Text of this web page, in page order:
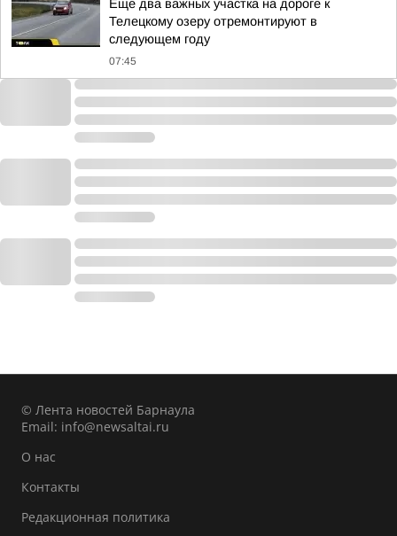
Еще два важных участка на дороге к
Телецкому озеру отремонтируют в
следующем году
07:45
© Лента новостей Барнаула
Email: info@newsaltai.ru
О нас
Контакты
Редакционная политика